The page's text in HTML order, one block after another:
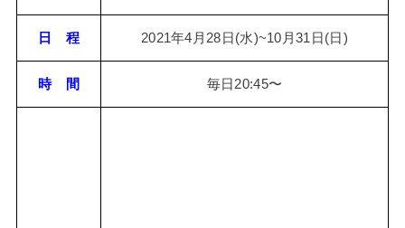
日 程 2021年4月28日(水)~10月31日(日)
時 間 毎日20:45〜